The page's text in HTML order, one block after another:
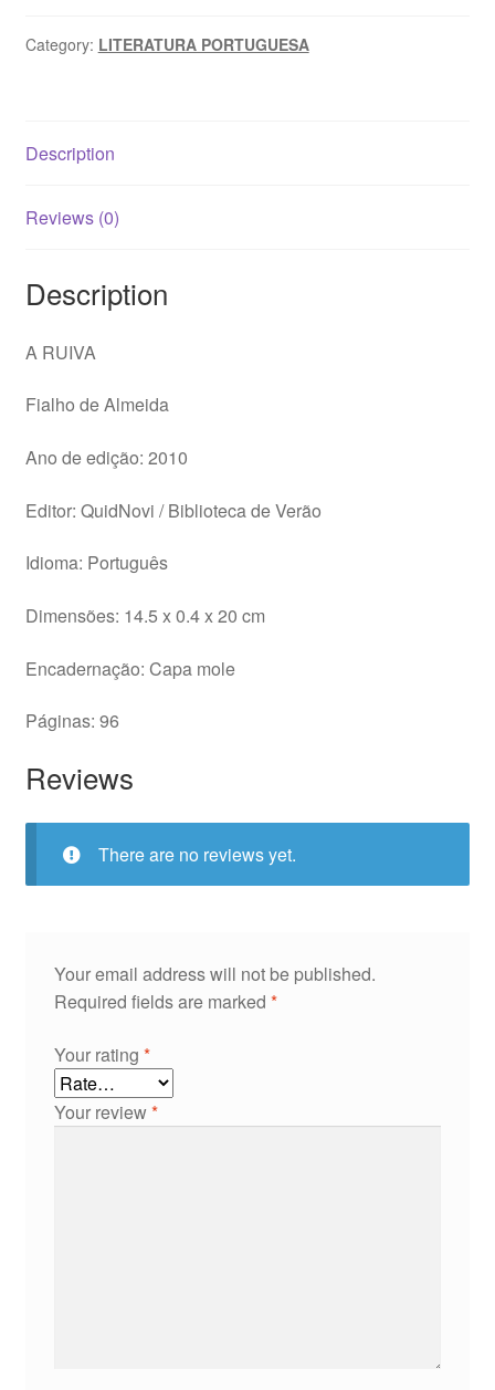
de
Category: LITERATURA PORTUGUESA
Description
Reviews (0)
Description
A RUIVA
Fialho de Almeida
Ano de edição: 2010
Editor: QuidNovi / Biblioteca de Verão
Idioma: Português
Dimensões: 14.5 x 0.4 x 20 cm
Encadernação: Capa mole
Páginas: 96
Reviews
There are no reviews yet.
Your email address will not be published.
Required fields are marked *
Your rating *
Your review*